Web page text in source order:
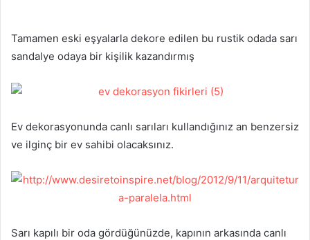
Tamamen eski eşyalarla dekore edilen bu rustik odada sarı
sandalye odaya bir kişilik kazandırmış
Ev dekorasyonunda canlı sarıları kullandığınız an benzersiz
ve ilginç bir ev sahibi olacaksınız.
Sarı kapılı bir oda gördüğünüzde, kapının arkasında canlı